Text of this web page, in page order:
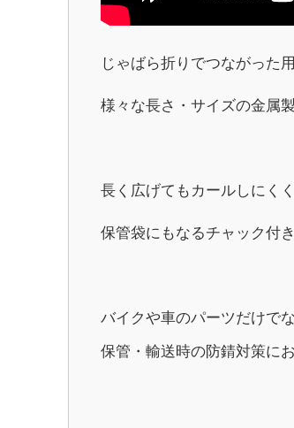
じゃばら折りでつながった
様々な長さ・サイズの金属
長く広げてもカールしにく
保管袋にもなるチャック付
バイクや車のパーツだけで
保管・輸送時の防錆対策に